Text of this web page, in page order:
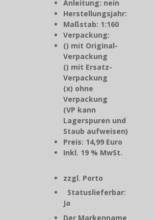
Anleitung: nein
Herstellungsjahr:
Maßstab: 1:160
Verpackung:
() mit Original-
Verpackung
() mit Ersatz-
Verpackung
(x) ohne
Verpackung
(VP kann
Lagerspuren und
Staub aufweisen)
Preis: 14,99 Euro
Inkl. 19 % MwSt.
zzgl. Porto
Statuslieferbar:
Ja
Der Markenname